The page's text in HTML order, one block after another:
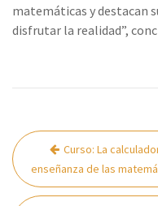
matemáticas y destacan
disfrutar la realidad”,
Navegación
de
entradas
Curso: La
enseñanza de las